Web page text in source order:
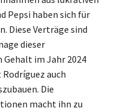
Pepsi haben sich für
Diese Verträge sind
dieser
Gehalt im Jahr 2024
auch
Die
macht ihn zu